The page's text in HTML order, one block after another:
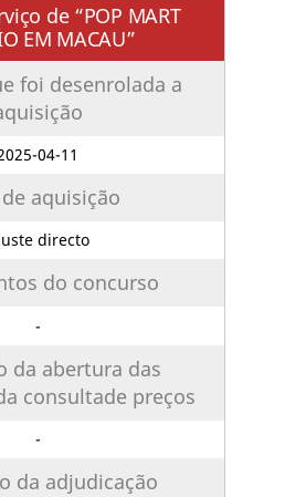
de “POP MART
EM MACAU”
foi desenrolada a
04-11
aquisição
directo
do concurso
-
da abertura das
consultade preços
-
da adjudicação